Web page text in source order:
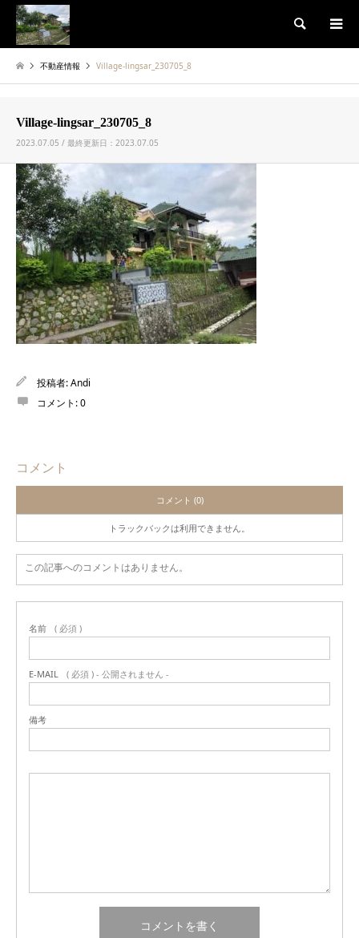
検索
不動産情報 Village-lingsar_230705_8
Village-lingsar_230705_8
2023.07.05 / 最終更新日：2023.07.05
投稿者:Andi
コメント:0
コメント
コメント (0)
トラックバックは利用できません。
この記事へのコメントはありません。
名前 ( 必須 )
E-MAIL ( 必須 ) - 公開されません -
備考